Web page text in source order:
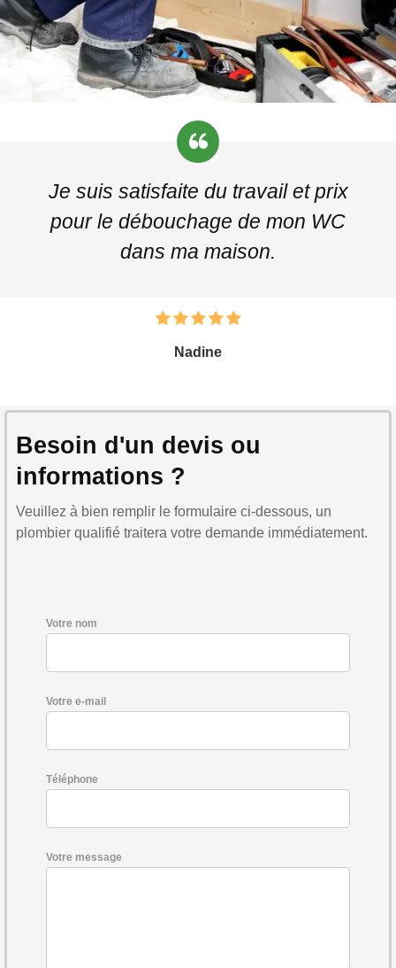
Je suis satisfaite du travail et prix
pour le débouchage de mon WC
dans ma maison.
Nadine
Besoin d'un devis ou
informations ?
Veuillez à bien remplir le formulaire ci-dessous, un
plombier qualifié traitera votre demande immédiatement.
Votre nom
Votre e-mail
Téléphone
Votre message